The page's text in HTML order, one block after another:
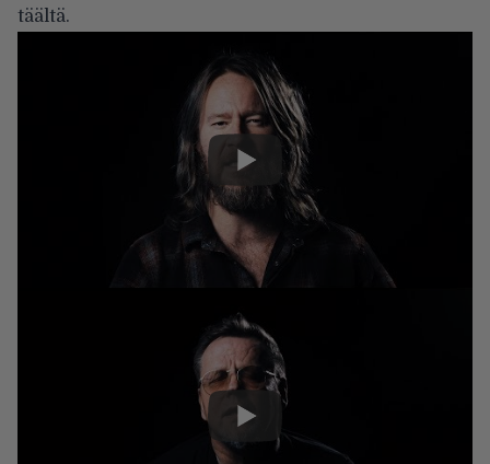
täältä.